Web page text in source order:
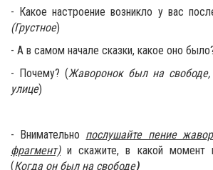
- Какое настроение возникло у вас
(Грустное)
- А в самом начале сказки, какое оно
- Почему? (Жаворонок был на
улице)
- Внимательно послушайте пение
фрагмент)и скажите, в какой момент
(Когда он был на свободе)